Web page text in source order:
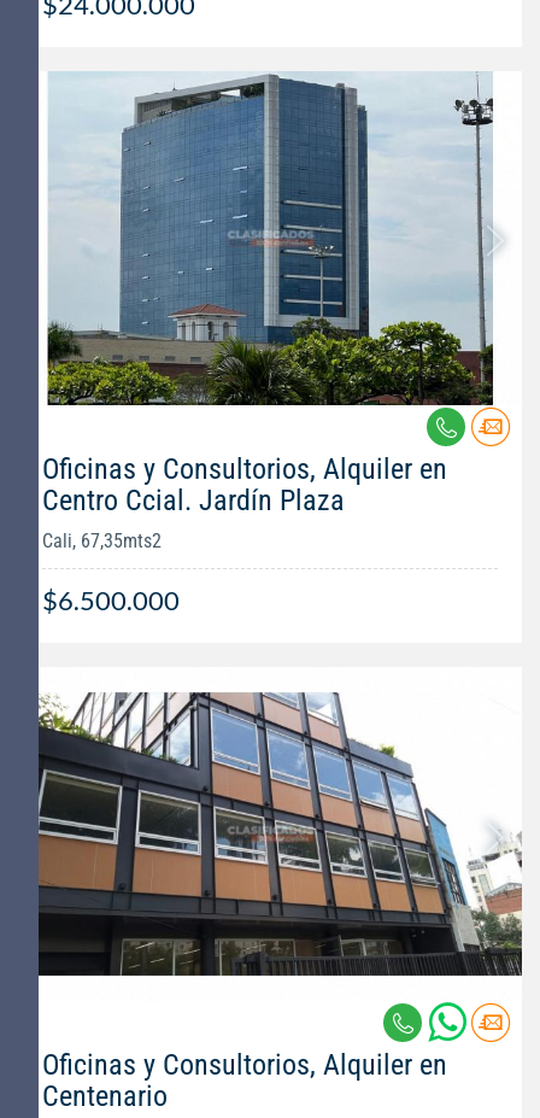
Oficinas y Consultorios, Alquiler en
Centro Ccial. Jardín Plaza
Cali, 67,35mts2
$6.500.000
Oficinas y Consultorios, Alquiler en
Centenario